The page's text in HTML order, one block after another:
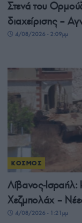
Στενά του
διαχείρισης –
4/08/2026 - 2:09μμ
ΚΟΣΜΟΣ
Λίβανος-Ισραήλ:
Χεζμπολάχ –
4/08/2026 - 1:21μμ